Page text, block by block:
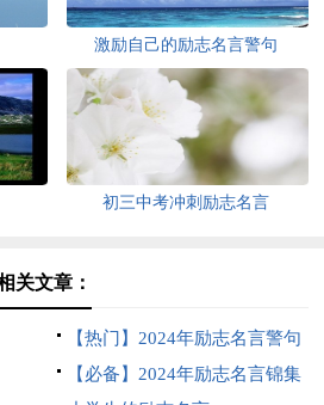
激励自己的励志名言警句
初三中考冲刺励志名言
关文章：
【热门】2024年励志名言警句
汇编46条
【必备】2024年励志名言锦集